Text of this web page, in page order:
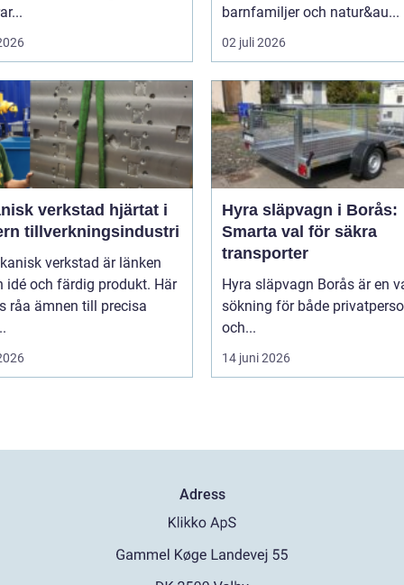
barnfamiljer och natur&au...
02 juli 2026
verkstad hjärtat i
tillverkningsindustri
verkstad är länken
idé och färdig produkt. Här
råa ämnen till precisa
Hyra släpvagn i Borås:
Smarta val för säkra
transporter
Hyra släpvagn Borås är en
sökning för både
och...
14 juni 2026
Adress